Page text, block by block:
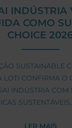
INDÚSTRIA
COMO
CHOICE
SUSTAINABLE
LOTI CONFIRMA O
INDÚSTRIA COM
LER MAIS